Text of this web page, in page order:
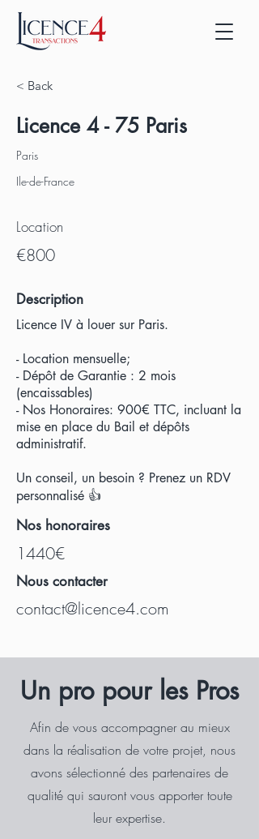
< Back
Licence 4 - 75 Paris
Paris
Ile-de-France
Location
€800
Description
Licence IV à louer sur Paris.
- Location mensuelle;
- Dépôt de Garantie : 2 mois
(encaissables)
- Nos Honoraires: 900€ TTC, incluant la
mise en place du Bail et dépôts
administratif.
Un conseil, un besoin ? Prenez un RDV
personnalisé 👍
Nos honoraires
1440€
Nous contacter
contact@licence4.com
Un pro pour les Pros
Afin de vous accompagner au mieux
dans la réalisation de votre projet, nous
avons sélectionné des partenaires de
qualité qui sauront vous apporter toute
leur expertise.